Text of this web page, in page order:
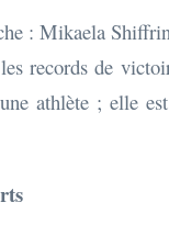
: Mikaela
records de
athlète ; elle